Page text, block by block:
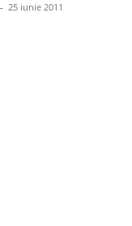
- 25 iunie 2011